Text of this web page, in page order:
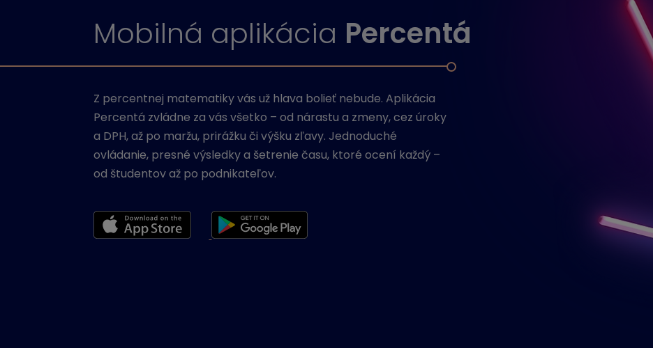
Mobilná aplikácia Percentá
Z percentnej matematiky vás už hlava bolieť nebude. Aplikácia
Percentá zvládne za vás všetko – od nárastu a zmeny, cez úroky
a DPH, až po maržu, prirážku či výšku zľavy. Jednoduché
ovládanie, presné výsledky a šetrenie času, ktoré ocení každý –
od študentov až po podnikateľov.